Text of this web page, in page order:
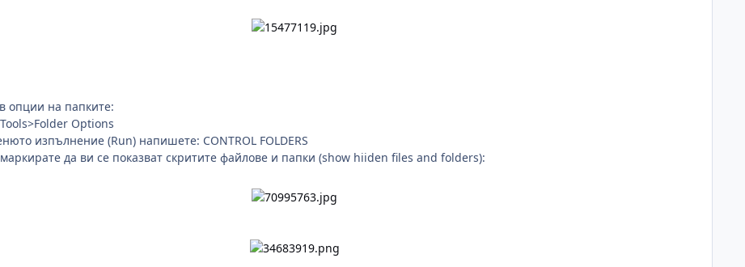
опции на папките:
Options
изпълнение (Run) напишете: CONTROL FOLDERS
да ви се показват скритите файлове и папки (show hiiden files and folders):